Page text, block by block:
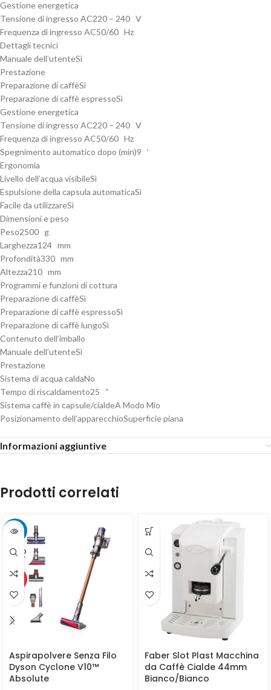
Gestione energetica
Tensione di ingresso AC220 – 240 V
Frequenza di ingresso AC50/60 Hz
Dettagli tecnici
Manuale dell’utenteSì
Prestazione
Preparazione di caffèSì
Preparazione di caffè espressoSì
Gestione energetica
Tensione di ingresso AC220 – 240 V
Frequenza di ingresso AC50/60 Hz
Spegnimento automatico dopo (min)9 ‘
Ergonomia
Livello dell’acqua visibileSì
Espulsione della capsula automaticaSì
Facile da utilizzareSì
Dimensioni e peso
Peso2500 g
Larghezza124 mm
Profondità330 mm
Altezza210 mm
Programmi e funzioni di cottura
Preparazione di caffèSì
Preparazione di caffè espressoSì
Preparazione di caffè lungoSì
Contenuto dell’imballo
Manuale dell’utenteSì
Prestazione
Sistema di acqua caldaNo
Tempo di riscaldamento25 “
Sistema caffè in capsule/cialdeA Modo Mio
Posizionamento dell’apparecchioSuperficie piana
Informazioni aggiuntive
Prodotti correlati
-4%
SOLD
OUT
HOT
Aspirapolvere Senza Filo
Dyson Cyclone V10™
Absolute
Faber Slot Plast Macchina
da Caffè Cialde 44mm
Bianco/Bianco